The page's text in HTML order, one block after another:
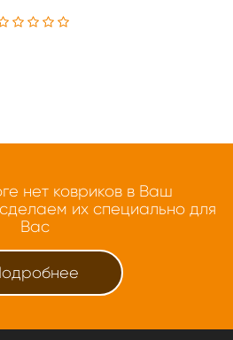
нет ковриков в Ваш
их специально для
Вас